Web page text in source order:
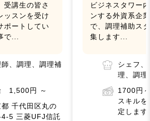
受講生の皆さ
ッスンを受け
ポートしてい
で...
、調理、調理補
1,500円 ～
都 千代田区丸の
4-5 三菱UFJ信託
ビジネスタワー
ンする外資系企
で、調理補助ス
集します...
シェフ
理、調理
1700円
スキル
定します